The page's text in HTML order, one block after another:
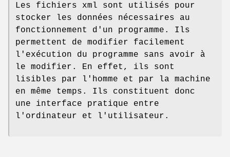
Les fichiers xml sont utilisés pour
stocker les données nécessaires au
fonctionnement d'un programme. Ils
permettent de modifier facilement
l'exécution du programme sans avoir à
le modifier. En effet, ils sont
lisibles par l'homme et par la machine
en même temps. Ils constituent donc
une interface pratique entre
l'ordinateur et l'utilisateur.